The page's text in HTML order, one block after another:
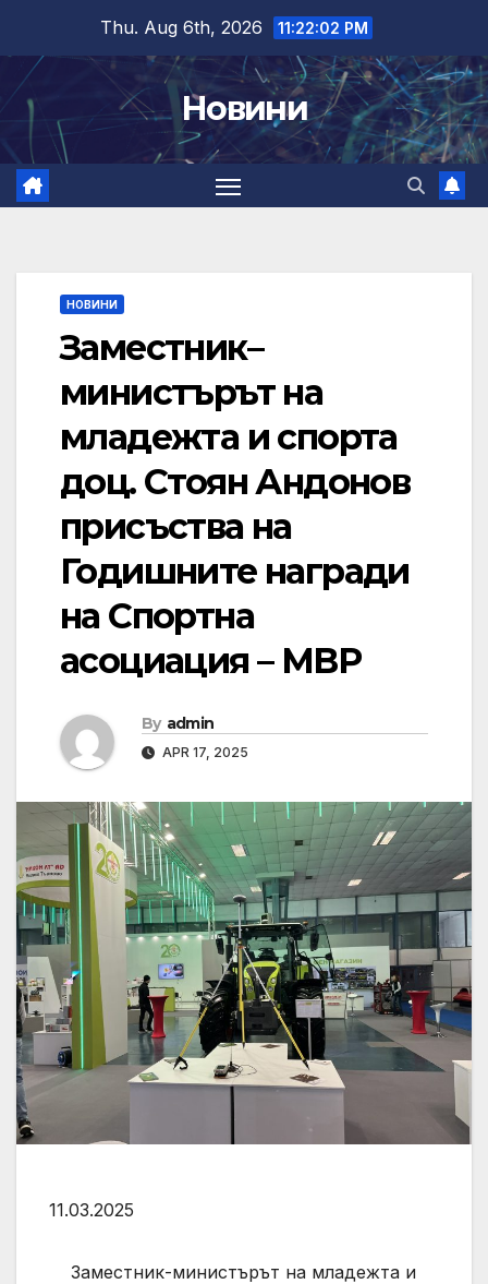
content
Thu. Aug 6th, 2026 11:22:03 PM
Новини
НОВИНИ
Заместник–
министърът на
младежта и спорта
доц. Стоян Андонов
присъства на
Годишните награди
на Спортна
асоциация – МВР
By admin
APR 17, 2025
11.03.2025
Заместник-министърът на младежта и